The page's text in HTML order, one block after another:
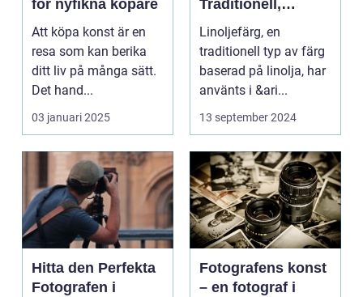
för nyfikna köpare
Att köpa konst är en
resa som kan berika
ditt liv på många sätt.
Det hand...
03 januari 2025
Traditionell,
Naturlig och
Hållbar Målarfärg
Linoljefärg, en
traditionell typ av färg
baserad på linolja, har
använts i &ari...
13 september 2024
Hitta den Perfekta
Fotografen i
Fotografens konst
– en fotograf i